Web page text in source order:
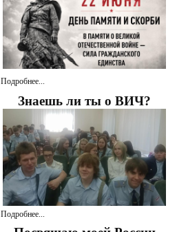
Подробнее...
Знаешь ли ты о ВИЧ?
Подробнее...